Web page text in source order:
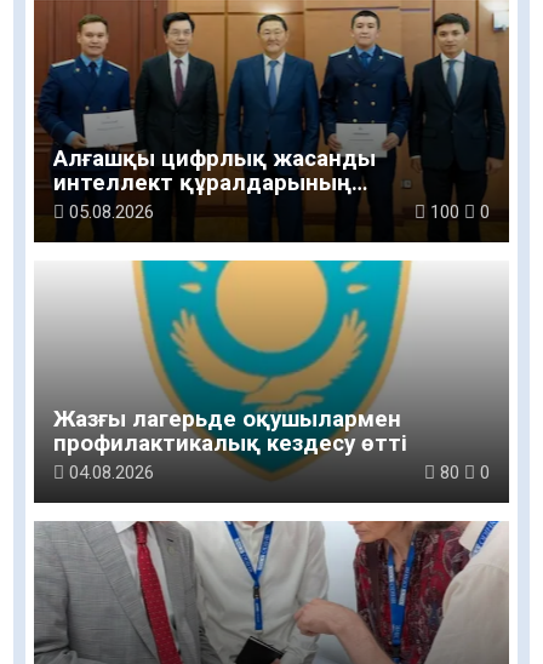
Алғашқы цифрлық жасанды
интеллект құралдарының
таныстырылымы өтті
05.08.2026 100 0
Жазғы лагерьде оқушылармен
профилактикалық кездесу өтті
04.08.2026 80 0